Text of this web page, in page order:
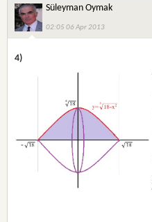
Süleyman Oymak
02:05 06 Apr 2013
4)